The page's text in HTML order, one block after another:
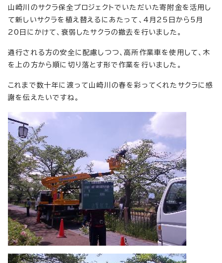
山崎川のサクラ保全プロジェクトでいただいた寄附金を活用し
て新しいサクラを植え替えるにあたって、4月25日から5月
20日にかけて、衰弱したサクラの撤去を行いました。
通行される方の安全に配慮しつつ、高所作業車を使用して、木
を上の方から順に切り落とす形で作業を行いました。
これまで数十年に渡って山崎川の春を彩ってくれたサクラに感
謝を伝えたいですね。